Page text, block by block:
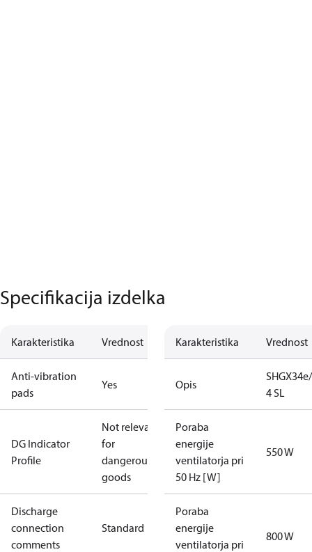
Specifikacija izdelka
Karakteristika Vrednost
Anti-vibration
pads
Yes
DG Indicator
Profile
Not relevant
for
dangerous
goods
Discharge
connection
comments
Standard
Karakteristika Vrednost
Opis
4 SL
Poraba
energije
ventilatorja pri
50 Hz [W]
550 W
Poraba
energije
ventilatorja pri
800 W